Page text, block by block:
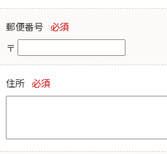
郵便番号 必須
〒
住所 必須